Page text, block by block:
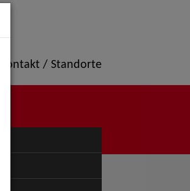
Kontakt / Standorte